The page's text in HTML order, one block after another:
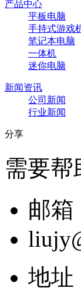
产品中心
平板电脑
手持式游戏
笔记本电脑
一体机
迷你电脑
新闻资讯
公司新闻
行业新闻
分享
需要帮
邮箱
地址